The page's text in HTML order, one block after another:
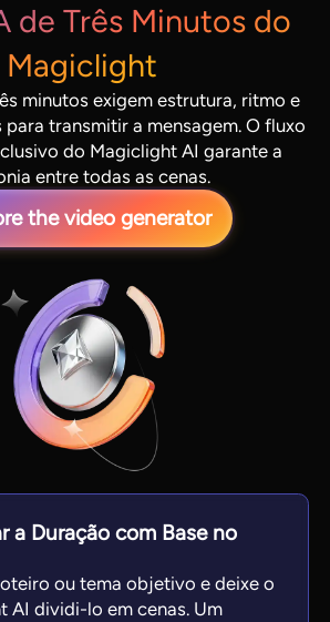
View all tools
de Três Minutos do
Magiclight
minutos exigem estrutura, ritmo e
transmitir a mensagem. O fluxo
do Magiclight AI garante a
entre todas as cenas.
the video generator
a Duração com Base no
ou tema objetivo e deixe o
AI dividi-lo em cenas. Um